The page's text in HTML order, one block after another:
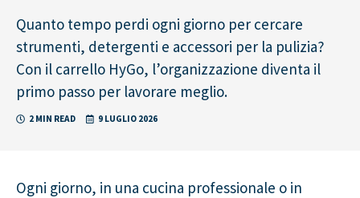
Quanto tempo perdi ogni giorno per cercare
strumenti, detergenti e accessori per la pulizia?
Con il carrello HyGo, l’organizzazione diventa il
primo passo per lavorare meglio.
2 MIN READ 9 LUGLIO 2026
Ogni giorno, in una cucina professionale o in